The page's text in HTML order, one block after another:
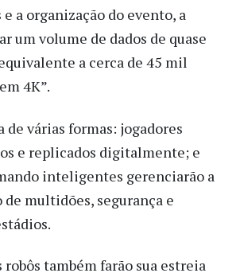
a organização do evento, a
um volume de dados de quase
a cerca de 45 mil
4K”.
de várias formas: jogadores
e replicados digitalmente; e
inteligentes gerenciarão a
multidões, segurança e
também farão sua estreia